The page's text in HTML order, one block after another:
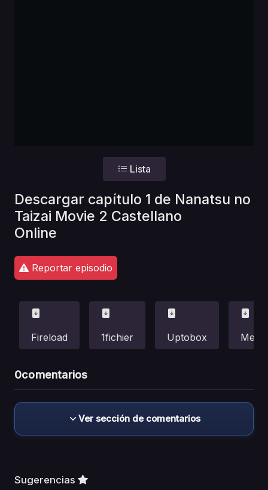
Lista
Descargar capítulo 1 de Nanatsu no
Taizai Movie 2 Castellano
Online
Reportar episodio
Fireload 1fichier Uptobox Mega
0comentarios
Ver sección de comentarios
Sugerencias